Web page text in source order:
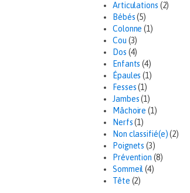
Articulations (2)
Bébés (5)
Colonne (1)
Cou (3)
Dos (4)
Enfants (4)
Épaules (1)
Fesses (1)
Jambes (1)
Mâchoire (1)
Nerfs (1)
Non classifié(e) (2)
Poignets (3)
Prévention (8)
Sommeil (4)
Tête (2)